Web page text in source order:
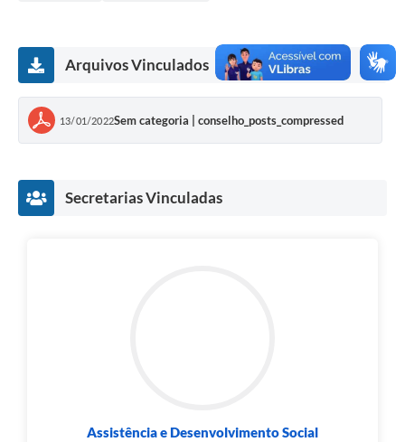
Arquivos Vinculados
13/01/2022Sem categoria | conselho_posts_compressed
Secretarias Vinculadas
Assistência e Desenvolvimento Social